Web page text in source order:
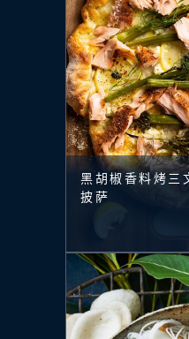
黑胡椒香料烤三
披萨